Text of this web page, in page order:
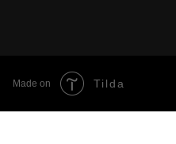
Made on Tilda